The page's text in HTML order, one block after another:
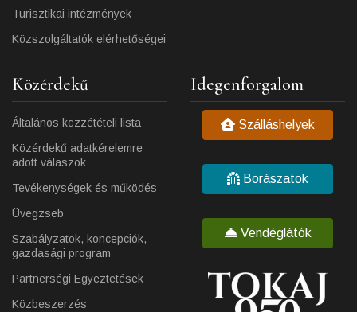
Turisztikai intézmények
Közszolgáltatók elérhetőségei
Közérdekű
Általános közzétételi lista
Közérdekű adatkérelemre
adott válaszok
Tevékenységek és működés
Üvegzseb
Szabályzatok, koncepciók,
gazdasági program
Partnerségi Egyeztetések
Közbeszerzés
Idegenforgalom
Szálláshelyek
Borászatok
Vendéglátók